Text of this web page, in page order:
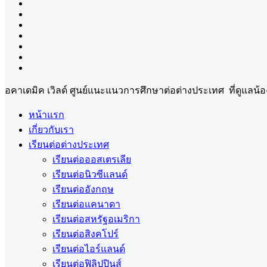
อคาเดมิค เวิลด์ ศูนย์แนะแนวการศึกษาต่อต่างประเทศ ที่ดูแลน้อ
หน้าแรก
เกี่ยวกับเรา
เรียนต่อต่างประเทศ
เรียนต่อออสเตรเลีย
เรียนต่อนิวซีแลนด์
เรียนต่ออังกฤษ
เรียนต่อแคนาดา
เรียนต่อสหรัฐอเมริกา
เรียนต่อสิงคโปร์
เรียนต่อไอร์แลนด์
เรียนต่อฟิลิปปินส์